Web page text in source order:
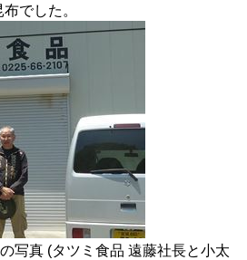
でした。
写真 (タツミ食品 遠藤社長と小太